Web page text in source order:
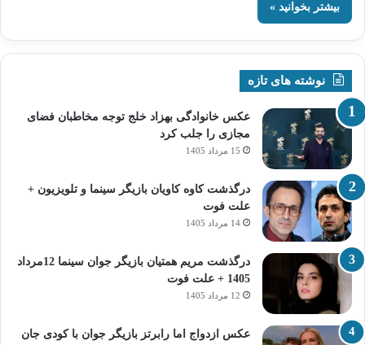
بیشتر بخوانید »
نوشته های تازه
عکس خانوادگی بهزاد خلج توجه مخاطبان فضای
مجازی را جلب کرد
15 مرداد 1405
درگذشت کاوه کاویان بازیگر سینما و تلویزیون +
علت فوت
14 مرداد 1405
درگذشت مریم همتیان بازیگر جوان سینما 12مرداد
1405 + علت فوت
12 مرداد 1405
عکس ازدواج اما رابرتز بازیگر جوان با کودی جان